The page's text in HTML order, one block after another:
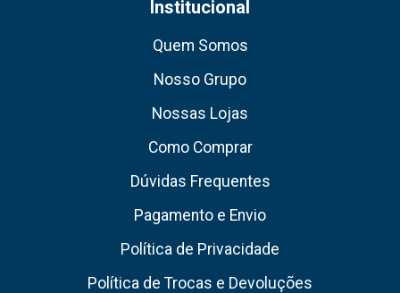
Institucional
Quem Somos
Nosso Grupo
Nossas Lojas
Como Comprar
Dúvidas Frequentes
Pagamento e Envio
Política de Privacidade
Política de Trocas e Devoluções